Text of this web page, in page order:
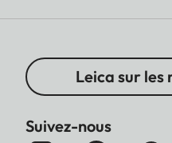
Leica sur les
Suivez-nous